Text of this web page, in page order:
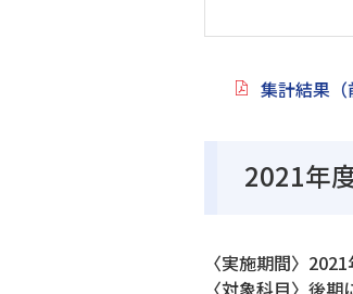
集計結果（
2021年
〈実施期間〉